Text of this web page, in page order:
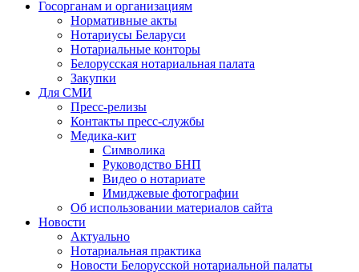
Госорганам и организациям
Нормативные акты
Нотариусы Беларуси
Нотариальные конторы
Белорусская нотариальная палата
Закупки
Для СМИ
Пресс-релизы
Контакты пресс-службы
Медика-кит
Символика
Руководство БНП
Видео о нотариате
Имиджевые фотографии
Об использовании материалов сайта
Новости
Актуально
Нотариальная практика
Новости Белорусской нотариальной палаты